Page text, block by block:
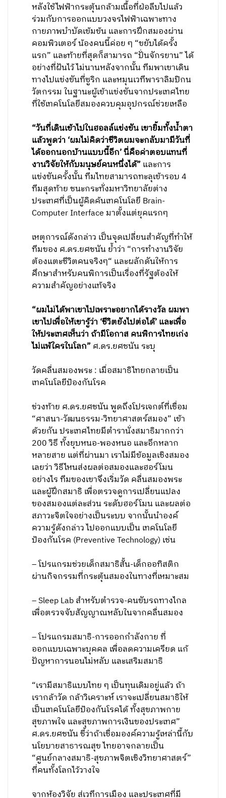
หลังใช้ไฟฟ้ากระตุ้นกล้ามเนื้อที่ฝ่อลีบไปแล้ว
ร่วมกับการออกแบบวงจรไฟฟ้าเฉพาะทาง
กายภาพบำบัดเข้มข้น และการฝึกสมองผ่าน
คอมพิวเตอร์ น้องคนนี้ค่อย ๆ “ขยับได้ครั้ง
แรก” และท้ายที่สุดก็สามารถ “ปั่นจักรยาน” ได้
อย่างที่ฝันไว้ ไม่นานหลังจากนั้น ทีมพาเขาเดิน
ทางไปแข่งขันที่ซูริก และหมุนเวทีพาราลิมปิกน
วัตกรรม ในฐานะผู้เข้าแข่งขันจากประเทศไทย
ที่ใช้เทคโนโลยีสมองควบคุมอุปกรณ์ช่วยเหลือ
“วันที่เดินเข้าไปในฮอลล์แข่งขัน เขายิ้มทั้งน้ำตา
แล้วพูดว่า ‘ผมไม่คิดว่าชีวิตผมจะกลับมามีวันที่
ได้ออกนอกบ้านแบบนี้อีก’ นี่คือค่าตอบแทนที่
งานวิจัยให้กับมนุษย์คนหนึ่งได้” และการ
แข่งขันครั้งนั้น ทีมไทยสามารถทะลุเข้ารอบ 4
ทีมสุดท้าย ชนะกระทั่งมหาวิทยาลัยต่าง
ประเทศที่เป็นผู้คิดค้นเทคโนโลยี Brain-
Computer Interface มาตั้งแต่ยุคแรกๆ
เหตุการณ์ดังกล่าว เป็นจุดเปลี่ยนสำคัญที่ทำให้
ทีมของ ศ.ดร.ยศชนัน ย้ำว่า “การทำงานวิจัย
ต้องแตะชีวิตคนจริงๆ“ และผลักดันให้การ
ศึกษาสำหรับคนพิการเป็นเรื่องที่รัฐต้องให้
ความสำคัญอย่างแท้จริง
“ผมไม่ได้พาเขาไปเพราะอยากได้รางวัล ผมพา
เขาไปเพื่อให้เขารู้ว่า ‘ชีวิตยังไปต่อได้’ และเพื่อ
ให้ประเทศเห็นว่า ถ้ามีโอกาส คนพิการไทยเก่ง
ไม่แพ้ใครในโลก” ศ.ดร.ยศชนัน ระบุ
วัดคลื่นสมองพระ : เมื่อสมาธิไทยกลายเป็น
เทคโนโลยีป้องกันโรค
ช่วงท้าย ศ.ดร.ยศชนัน พูดถึงโปรเจกต์ที่เชื่อม
“ศาสนา-วัฒนธรรม-วิทยาศาสตร์สมอง” เข้า
ด้วยกัน ประเทศไทยมีตำรานั่งสมาธิมากกว่า
200 วิธี ทั้งยุบหนอ-พองหนอ และอีกหลาก
หลายสาย แต่ที่ผ่านมา เราไม่มีข้อมูลเชิงสมอง
เลยว่า วิธีไหนส่งผลต่อสมองและฮอร์โมน
อย่างไร ทีมของเขาจึงเริ่มวัด คลื่นสมองพระ
และผู้ฝึกสมาธิ เพื่อตรวจดูการเปลี่ยนแปลง
ของสมองแต่ละส่วน ระดับฮอร์โมน และผลต่อ
สภาวะจิตใจอย่างเป็นระบบ จากนั้นนำองค์
ความรู้ดังกล่าว ไปออกแบบเป็น เทคโนโลยี
ป้องกันโรค (Preventive Technology) เช่น
– โปรแกรมช่วยเด็กสมาธิสั้น-เด็กออทิสติก
ผ่านกิจกรรมที่กระตุ้นสมองในทางที่เหมาะสม
– Sleep Lab สำหรับตำรวจ-คนขับรถทางไกล
เพื่อตรวจจับสัญญาณหลับในจากคลื่นสมอง
– โปรแกรมสมาธิ-การออกกำลังกาย ที่
ออกแบบเฉพาะบุคคล เพื่อลดความเครียด แก้
ปัญหาการนอนไม่หลับ และเสริมสมาธิ
“เรามีสมาธิแบบไทย ๆ เป็นทุนเดิมอยู่แล้ว ถ้า
เรากล้าวัด กล้าวิเคราะห์ เราจะเปลี่ยนสมาธิให้
เป็นเทคโนโลยีป้องกันโรคได้ ทั้งสุขภาพกาย
สุขภาพใจ และสุขภาพการเงินของประเทศ”
ศ.ดร.ยศชนัน ชี้ว่าถ้าเชื่อมองค์ความรู้เหล่านี้กับ
นโยบายสาธารณสุข ไทยอาจกลายเป็น
“ศูนย์กลางสมาธิ-สุขภาพจิตเชิงวิทยาศาสตร์”
ที่คนทั้งโลกไว้วางใจ
จากห้องวิจัย สู่เวทีการเมือง และประเทศที่มี